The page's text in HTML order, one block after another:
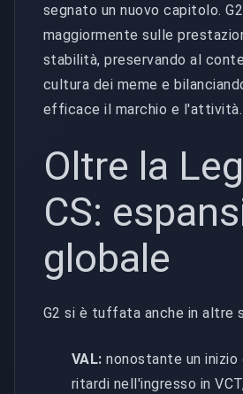
segnato un nuovo capitolo.
maggiormente sulle
stabilità, preservando al
cultura dei meme e
efficace il marchio e l'attività.
Oltre la
CS:
globale
G2 si è tuffata anche in altre
VAL: nonostante un
ritardi nell'ingresso in